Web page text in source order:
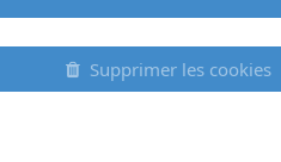
Supprimer les cookies